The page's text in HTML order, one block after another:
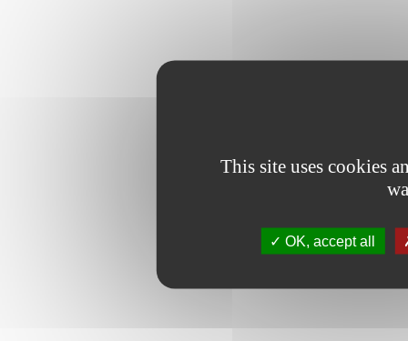
This site uses cookies
OK, accept all